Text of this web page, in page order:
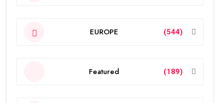
EUROPE (544)
Featured (189)